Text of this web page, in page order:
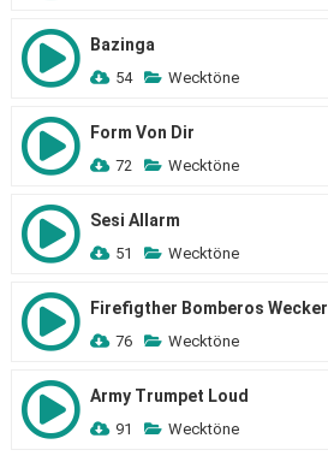
Bazinga
54 Wecktöne
Form Von Dir
72 Wecktöne
Sesi Allarm
51 Wecktöne
Firefigther Bomberos Wecker
76 Wecktöne
Army Trumpet Loud
91 Wecktöne